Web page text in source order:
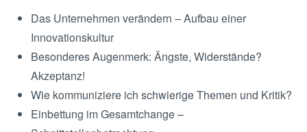
Das Unternehmen verändern – Aufbau einer
Innovationskultur
Besonderes Augenmerk: Ängste, Widerstände?
Akzeptanz!
Wie kommuniziere ich schwierige Themen und Kritik?
Einbettung im Gesamtchange –